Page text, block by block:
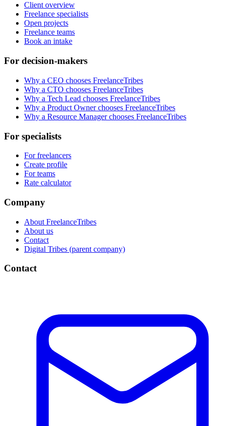
Client overview
Freelance specialists
Open projects
Freelance teams
Book an intake
For decision-makers
Why a CEO chooses FreelanceTribes
Why a CTO chooses FreelanceTribes
Why a Tech Lead chooses FreelanceTribes
Why a Product Owner chooses FreelanceTribes
Why a Resource Manager chooses FreelanceTribes
For specialists
For freelancers
Create profile
For teams
Rate calculator
Company
About FreelanceTribes
About us
Contact
Digital Tribes (parent company)
Contact